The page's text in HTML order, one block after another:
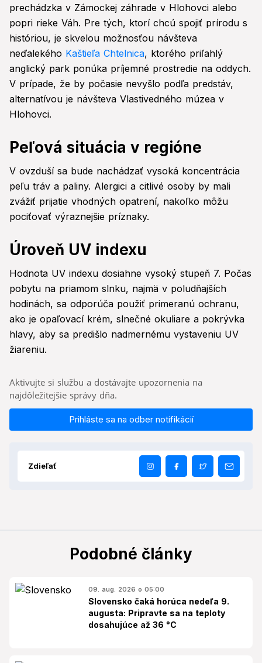
prechádzka v Zámockej záhrade v Hlohovci alebo
popri rieke Váh. Pre tých, ktorí chcú spojiť prírodu s
históriou, je skvelou možnosťou návšteva
neďalekého Kaštieľa Chtelnica, ktorého priľahlý
anglický park ponúka príjemné prostredie na oddych.
V prípade, že by počasie nevyšlo podľa predstáv,
alternatívou je návšteva Vlastivedného múzea v
Hlohovci.
Peľová situácia v regióne
V ovzduší sa bude nachádzať vysoká koncentrácia
peľu tráv a paliny. Alergici a citlivé osoby by mali
zvážiť prijatie vhodných opatrení, nakoľko môžu
pociťovať výraznejšie príznaky.
Úroveň UV indexu
Hodnota UV indexu dosiahne vysoký stupeň 7. Počas
pobytu na priamom slnku, najmä v poludňajších
hodinách, sa odporúča použiť primeranú ochranu,
ako je opaľovací krém, slnečné okuliare a pokrývka
hlavy, aby sa predišlo nadmernému vystaveniu UV
žiareniu.
Aktivujte si službu a dostávajte upozornenia na
najdôležitejšie správy dňa.
Prihláste sa na odber notifikácií
Zdieľať
Podobné články
09. aug. 2026 o 05:00
Slovensko čaká horúca nedeľa 9.
augusta: Pripravte sa na teploty
dosahujúce až 36 °C